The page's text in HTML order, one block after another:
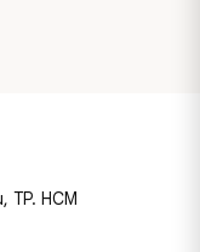
TP. HCM